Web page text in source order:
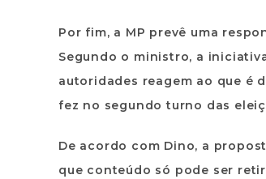
Por fim, a MP prevê uma
Segundo o ministro, a
autoridades reagem ao que é
fez no segundo turno das
De acordo com Dino, a
que conteúdo só pode ser